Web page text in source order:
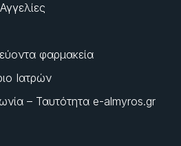
φαρμακεία
Ιατρών
– Ταυτότητα e-almyros.gr